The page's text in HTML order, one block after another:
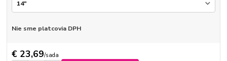
Nie sme platcovia DPH
€ 23,69/sada